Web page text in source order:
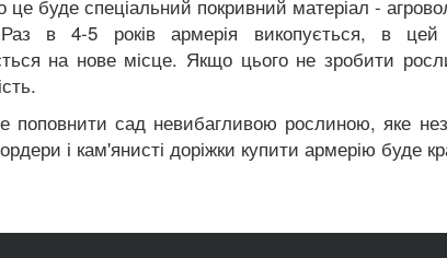
буде спеціальний покривний матеріал -
Раз в 4-5 років армерія викопується, в цей
на нове місце. Якщо цього не зробити
сад невибагливою рослиною, яке
і кам'янисті доріжки купити армерію буде